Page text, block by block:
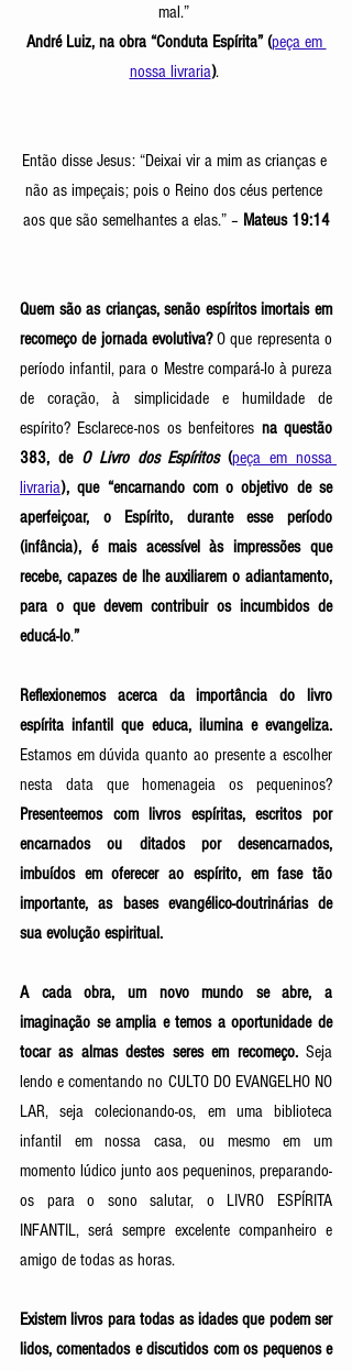
mal.”
André Luiz, na obra “Conduta Espírita” (peça em
nossa livraria).
Então disse Jesus: “Deixai vir a mim as crianças e
não as impeçais; pois o Reino dos céus pertence
aos que são semelhantes a elas.” – Mateus 19:14
Quem são as crianças, senão espíritos imortais em
recomeço de jornada evolutiva? O que representa o
período infantil, para o Mestre compará-lo à pureza
de coração, à simplicidade e humildade de
espírito? Esclarece-nos os benfeitores na questão
383, de O Livro dos Espíritos (peça em nossa
livraria), que “encarnando com o objetivo de se
aperfeiçoar, o Espírito, durante esse período
(infância), é mais acessível às impressões que
recebe, capazes de lhe auxiliarem o adiantamento,
para o que devem contribuir os incumbidos de
educá-lo.”
Reflexionemos acerca da importância do livro
espírita infantil que educa, ilumina e evangeliza.
Estamos em dúvida quanto ao presente a escolher
Presenteemos com livros espíritas, escritos por
encarnados ou ditados por desencarnados,
imbuídos em oferecer ao espírito, em fase tão
importante, as bases evangélico-doutrinárias de
sua evolução espiritual.
A cada obra, um novo mundo se abre, a
imaginação se amplia e temos a oportunidade de
tocar as almas destes seres em recomeço. Seja
lendo e comentando no CULTO DO EVANGELHO NO
LAR, seja colecionando-os, em uma biblioteca
infantil em nossa casa, ou mesmo em um
momento lúdico junto aos pequeninos, preparando-
os para o sono salutar, o LIVRO ESPÍRITA
INFANTIL, será sempre excelente companheiro e
amigo de todas as horas.
Existem livros para todas as idades que podem ser
lidos, comentados e discutidos com os pequenos e